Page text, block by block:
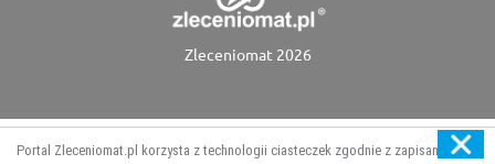
Zleceniomat 2026
Portal Zleceniomat.pl korzysta z technologii ciasteczek zgodnie z zapisami